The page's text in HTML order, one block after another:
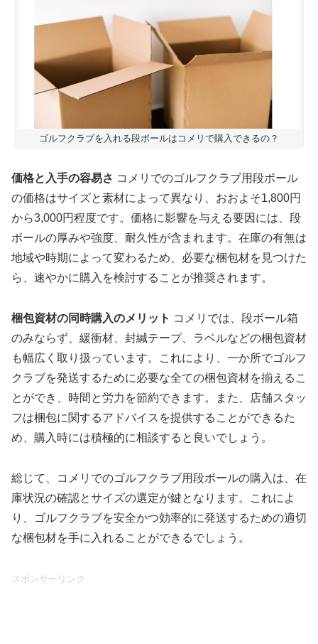
ゴルフクラブを入れる段ボールはコメリで購入できるの？
価格と入手の容易さ コメリでのゴルフクラブ用段ボール
の価格はサイズと素材によって異なり、おおよそ1,800円
から3,000円程度です。価格に影響を与える要因には、段
ボールの厚みや強度、耐久性が含まれます。在庫の有無は
地域や時期によって変わるため、必要な梱包材を見つけた
ら、速やかに購入を検討することが推奨されます。
梱包資材の同時購入のメリット コメリでは、段ボール箱
のみならず、緩衝材、封緘テープ、ラベルなどの梱包資材
も幅広く取り扱っています。これにより、一か所でゴルフ
クラブを発送するために必要な全ての梱包資材を揃えるこ
とができ、時間と労力を節約できます。また、店舗スタッ
フは梱包に関するアドバイスを提供することができるた
め、購入時には積極的に相談すると良いでしょう。
総じて、コメリでのゴルフクラブ用段ボールの購入は、在
庫状況の確認とサイズの選定が鍵となります。これによ
り、ゴルフクラブを安全かつ効率的に発送するための適切
な梱包材を手に入れることができるでしょう。
スポンサーリンク